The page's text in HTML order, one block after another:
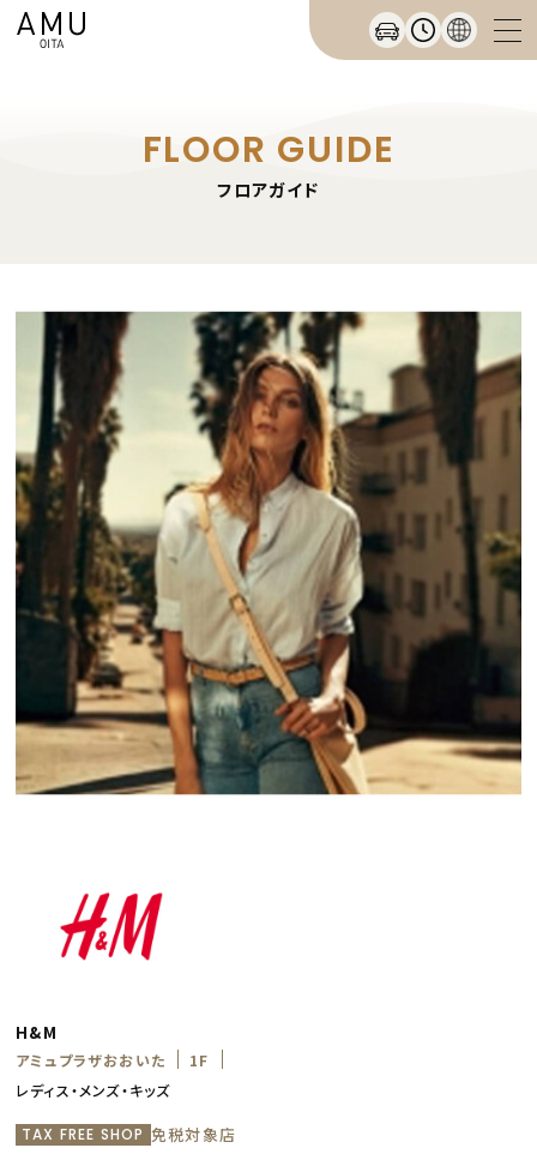
FLOOR GUIDE
フロアガイド
H&M
アミュプラザおおいた
1F
レディス・メンズ・キッズ
TAX FREE SHOP 免税対象店